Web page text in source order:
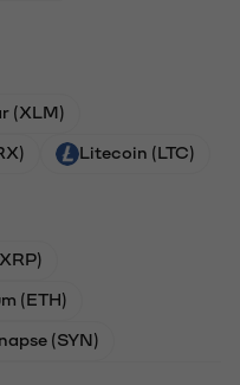
(XLM)
Litecoin (LTC)
(ETH)
(SYN)